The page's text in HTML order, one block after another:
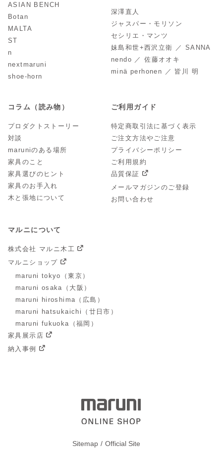
ASIAN BENCH
Botan
MALTA
ST
n
nextmaruni
shoe-horn
深澤直人
ジャスパー・モリソン
セシリエ・マンツ
妹島和世+西沢立衛 ／ SANNA
nendo ／ 佐藤オオキ
minä perhonen ／ 皆川 明
コラム（読み物）
プロダクトストーリー
対談
maruniのある場所
家具のこと
家具選びのヒント
家具のお手入れ
木と張地について
ご利用ガイド
特定商取引法に基づく表示
ご注文方法やご注意
プライバシーポリシー
ご利用規約
品質保証
メールマガジンのご登録
お問い合わせ
マルニについて
株式会社 マルニ木工
マルニショップ
maruni tokyo（東京）
maruni osaka（大阪）
maruni hiroshima（広島）
maruni hatsukaichi（廿日市）
maruni fukuoka（福岡）
家具展示店
納入事例
Sitemap Official Site